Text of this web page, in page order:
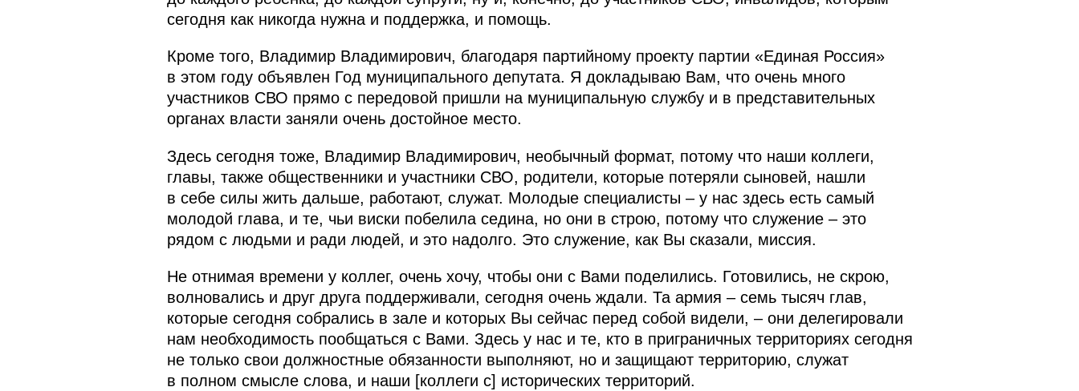
сегодня как никогда нужна и поддержка, и помощь.
Кроме того, Владимир Владимирович, благодаря партийному проекту партии «Единая Россия»
в этом году объявлен Год муниципального депутата. Я докладываю Вам, что очень много
участников СВО прямо с передовой пришли на муниципальную службу и в представительных
органах власти заняли очень достойное место.
Здесь сегодня тоже, Владимир Владимирович, необычный формат, потому что наши коллеги,
главы, также общественники и участники СВО, родители, которые потеряли сыновей, нашли
в себе силы жить дальше, работают, служат. Молодые специалисты – у нас здесь есть самый
молодой глава, и те, чьи виски побелила седина, но они в строю, потому что служение – это
рядом с людьми и ради людей, и это надолго. Это служение, как Вы сказали, миссия.
Не отнимая времени у коллег, очень хочу, чтобы они с Вами поделились. Готовились, не скрою,
волновались и друг друга поддерживали, сегодня очень ждали. Та армия – семь тысяч глав,
которые сегодня собрались в зале и которых Вы сейчас перед собой видели, – они делегировали
нам необходимость пообщаться с Вами. Здесь у нас и те, кто в приграничных территориях сегодня
не только свои должностные обязанности выполняют, но и защищают территорию, служат
в полном смысле слова, и наши [коллеги с] исторических территорий.